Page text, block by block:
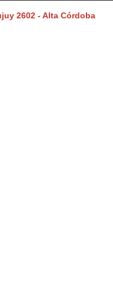
2602 - Alta Córdoba